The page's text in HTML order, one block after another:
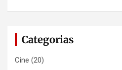
Categorias
Cine (20)